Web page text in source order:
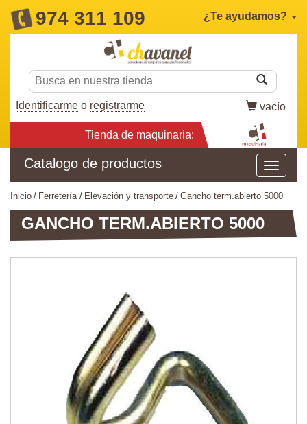
974 311 109 ¿Te ayudamos?
Identificarme o registrarme vacío
Tienda de maquinaria:
Catalogo de productos
inicio ferretería elevación y transporte gancho term.abierto 5000
GANCHO TERM.ABIERTO 5000